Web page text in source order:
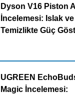
Dyson V16 Piston
İncelemesi: Islak
Temizlikte Güç
UGREEN
Magic İncelemesi: